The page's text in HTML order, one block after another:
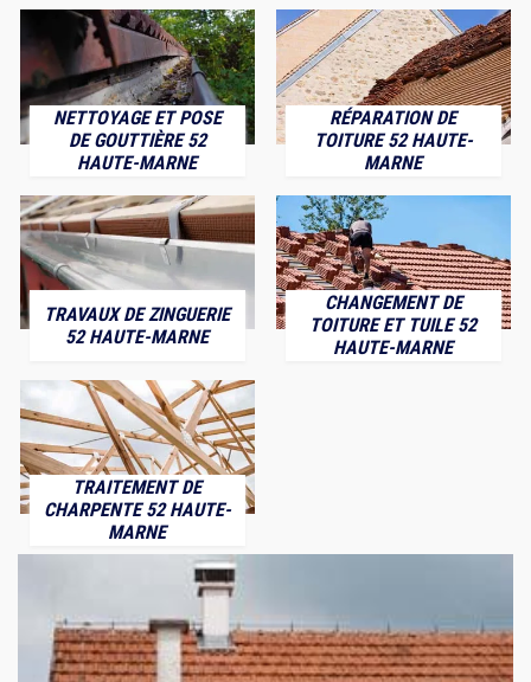
NETTOYAGE ET POSE
DE GOUTTIÈRE 52
HAUTE-MARNE
RÉPARATION DE
TOITURE 52 HAUTE-
MARNE
TRAVAUX DE ZINGUERIE
52 HAUTE-MARNE
CHANGEMENT DE
TOITURE ET TUILE 52
HAUTE-MARNE
TRAITEMENT DE
CHARPENTE 52 HAUTE-
MARNE